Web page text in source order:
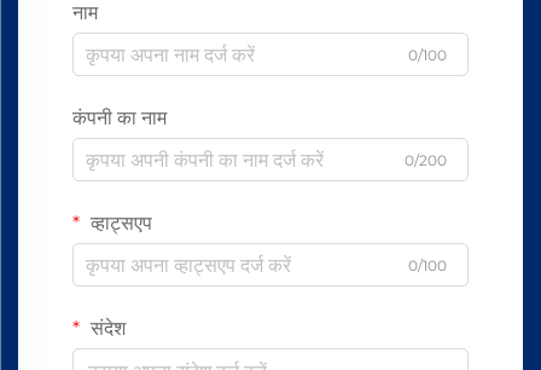
नाम
0/100
कंपनी का नाम
0/200
व्हाट्सएप
0/100
संदेश